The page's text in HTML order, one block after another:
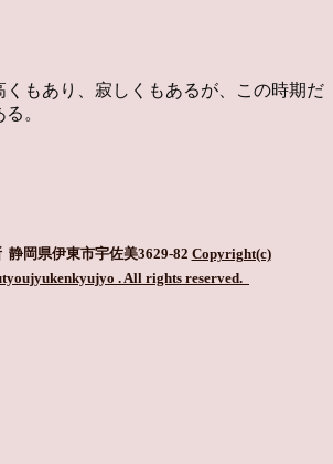
くもあり、寂しくもあるが、この時期だ
。
静岡県伊東市宇佐美3629-82 Copyright(c)
. All rights reserved.